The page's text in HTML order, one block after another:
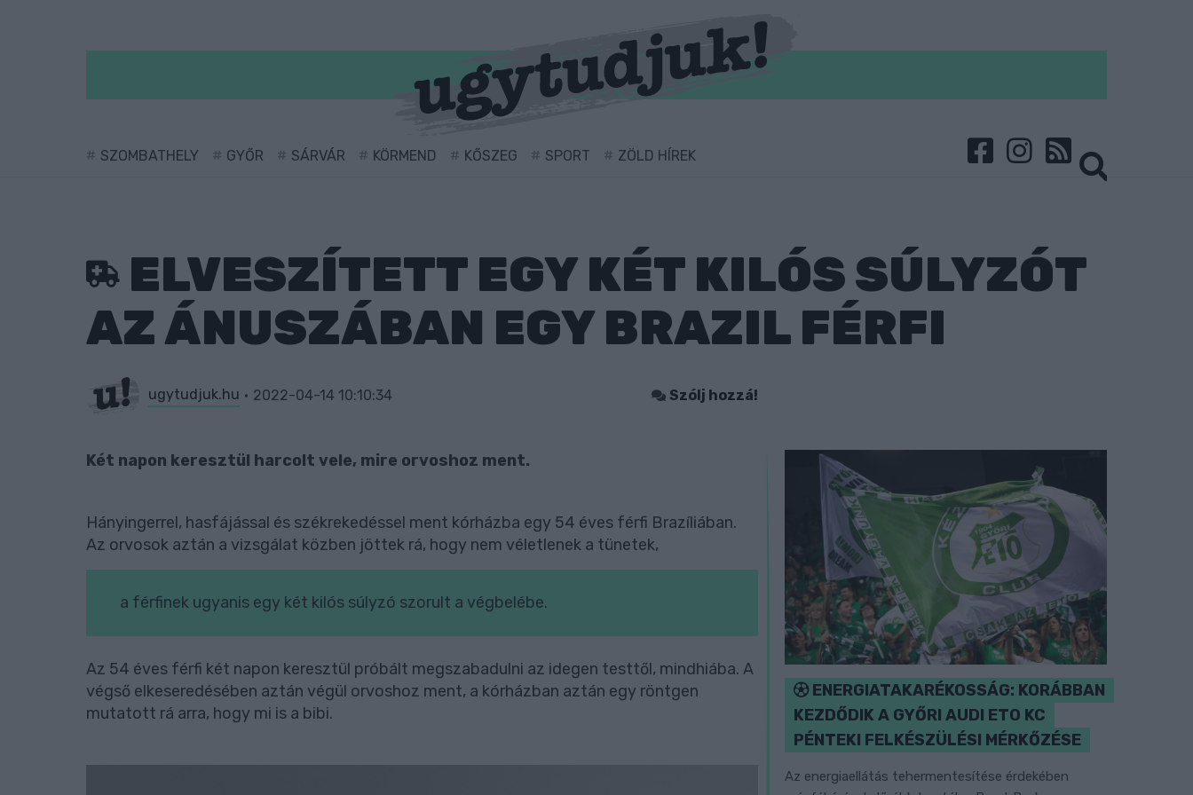
SZOMBATHELY GYŐR SÁRVÁR KÖRMEND KŐSZEG SPORT ZÖLD HÍREK
ELVESZÍTETT EGY KÉT KILÓS SÚLYZÓT
AZ ÁNUSZÁBAN EGY BRAZIL FÉRFI
ugytudjuk.hu 2022-04-14 10:10:34 Szólj hozzá!
Két napon keresztül harcolt vele, mire orvoshoz ment.
Hányingerrel, hasfájással és székrekedéssel ment kórházba egy 54 éves férfi Brazíliában.
Az orvosok aztán a vizsgálat közben jöttek rá, hogy nem véletlenek a tünetek,
a férfinek ugyanis egy két kilós súlyzó szorult a végbelébe.
Az 54 éves férfi két napon keresztül próbált megszabadulni az idegen testtől, mindhiába. A
végső elkeseredésében aztán végül orvoshoz ment, a kórházban aztán egy röntgen
mutatott rá arra, hogy mi is a bibi.
ENERGIATAKARÉKOSSÁG: KORÁBBAN
KEZDŐDIK A GYŐRI AUDI ETO KC
PÉNTEKI FELKÉSZÜLÉSI MÉRKŐZÉSE
Az energiaellátás tehermentesítése érdekében